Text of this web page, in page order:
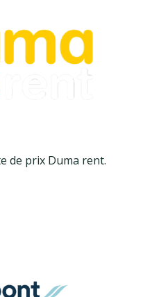
de prix Duma rent.